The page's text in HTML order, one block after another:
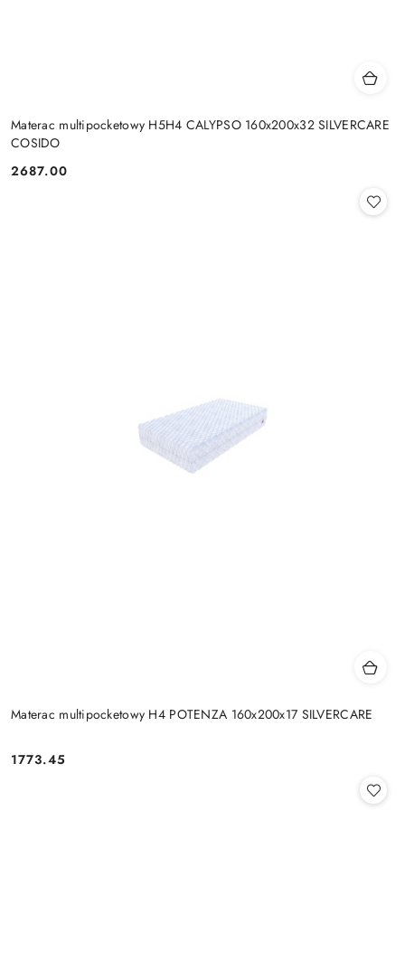
Materac multipocketowy H5H4 CALYPSO 160x200x32 SILVERCARE
COSIDO
Cena:
2687.00
Materac multipocketowy H4 POTENZA 160x200x17 SILVERCARE
Cena:
1773.45